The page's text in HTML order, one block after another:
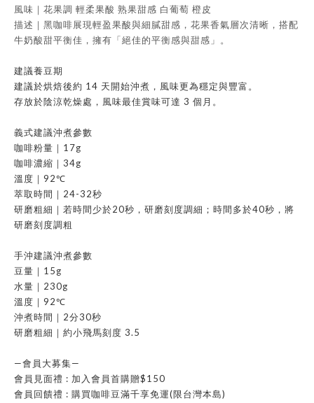
風味｜花果調 輕柔果酸 熟果甜感 白葡萄 橙皮
描述｜黑咖啡展現輕盈果酸與細膩甜感，花果香氣層次清晰，搭配
牛奶酸甜平衡佳，擁有「絕佳的平衡感與甜感」。
建議養豆期
建議於烘焙後約 14 天開始沖煮，風味更為穩定與豐富。
存放於陰涼乾燥處，風味最佳賞味可達 3 個月。
義式建議沖煮參數
咖啡粉量｜17g
咖啡濃縮｜34g
溫度｜92℃
萃取時間｜24-32秒
研磨粗細｜若時間少於20秒，研磨刻度調細；時間多於40秒，將
研磨刻度調粗
手沖建議沖煮參數
豆量｜15g
水量｜230g
溫度｜92℃
沖煮時間｜2分30秒
研磨粗細｜約小飛馬刻度 3.5
—會員大募集—
會員見面禮 : 加入會員首購贈$150
會員回饋禮 : 購買咖啡豆滿千享免運(限台灣本島)